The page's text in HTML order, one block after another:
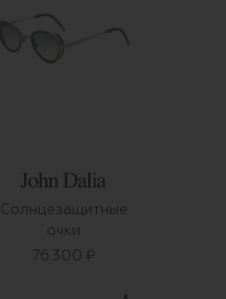
Солнцезащитные
очки
76 300 ₽